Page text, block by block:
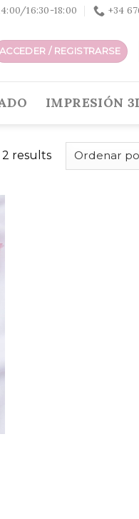
16:30-18:00 +34
ACCEDER / REGISTRARSE
IMPRESIÓN
results